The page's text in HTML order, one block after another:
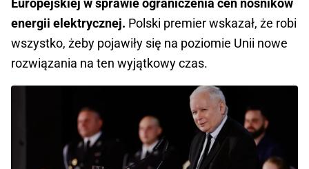
energii elektrycznej. Polski premier wskazał, że robi
wszystko, żeby pojawiły się na poziomie Unii nowe
rozwiązania na ten wyjątkowy czas.